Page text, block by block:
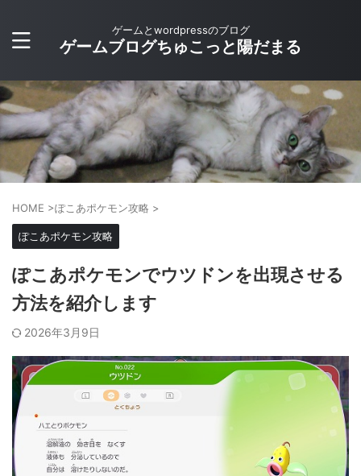
ゲームとwordpressのブログ
ゲームブログちゅこっと陽だまる
HOME >ぽこあポケモン攻略 >
ぽこあポケモン攻略
ぽこあポケモンでウツドンを出現させる
方法を紹介します
2026年3月9日